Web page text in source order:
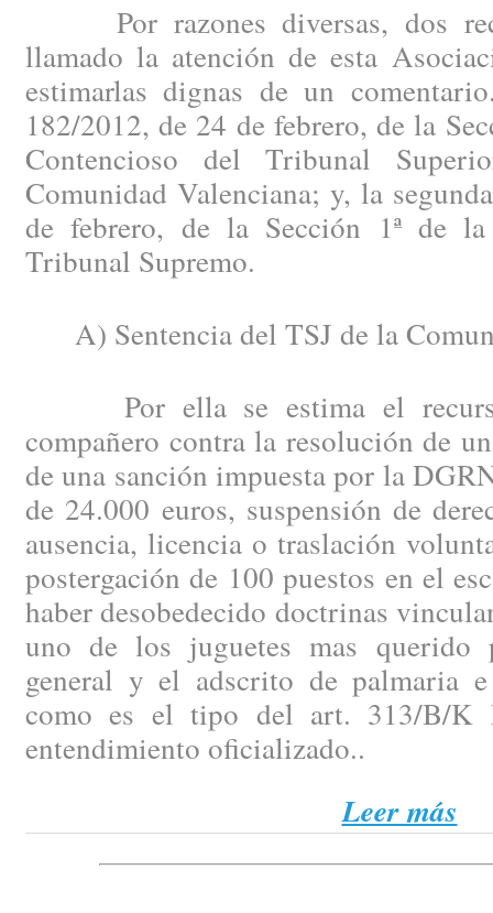
Por razones diversas, dos
llamado la atención de esta
estimarlas dignas de un
182/2012, de 24 de febrero, de la
Contencioso del Tribunal
Comunidad Valenciana; y, la
de febrero, de la Sección 1ª de
Tribunal Supremo.
A) Sentencia del TSJ de la
Por ella se estima el
compañero contra la resolución de
de una sanción impuesta por la
de 24.000 euros, suspensión de
ausencia, licencia o traslación
postergación de 100 puestos en el
haber desobedecido doctrinas
uno de los juguetes mas querido
general y el adscrito de palmaria
como es el tipo del art. 313/B/K
entendimiento oficializado..
Leer más